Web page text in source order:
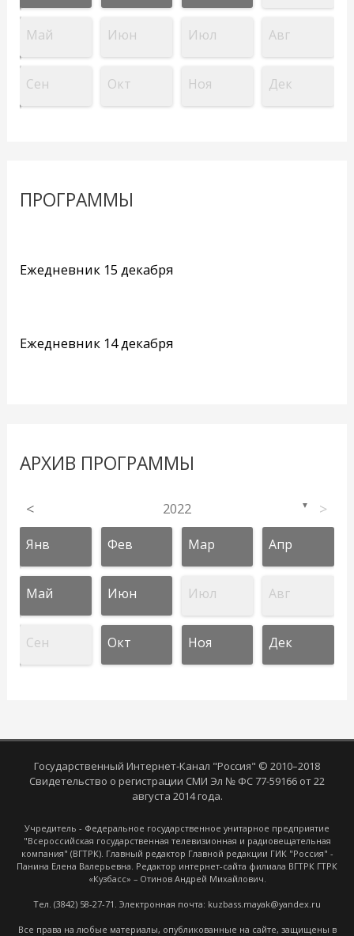
Май Июн Июл Авг
Сен Окт Ноя Дек
ПРОГРАММЫ
Ежедневник 15 декабря
Ежедневник 14 декабря
АРХИВ ПРОГРАММЫ
< 2022 ▼ >
Янв Фев Мар Апр
Май Июн Июл Авг
Сен Окт Ноя Дек
Государственный Интернет-Канал "Россия" © 2010–2018
Свидетельство о регистрации СМИ Эл № ФС 77-59166 от 22
августа 2014 года.
Учредитель - Федеральное государственное унитарное предприятие
"Всероссийская государственная телевизионная и радиовещательная
компания" (ВГТРК). Главный редактор Главной редакции ГИК "Россия" -
Панина Елена Валерьевна. Редактор интернет-сайта филиала ВГТРК ГТРК
«Кузбасс» – Отинов Андрей Михайлович.
Тел. (3842) 58-27-71. Электронная почта: kuzbass.mayak@yandex.ru
Все права на любые материалы, опубликованные на сайте, защищены в